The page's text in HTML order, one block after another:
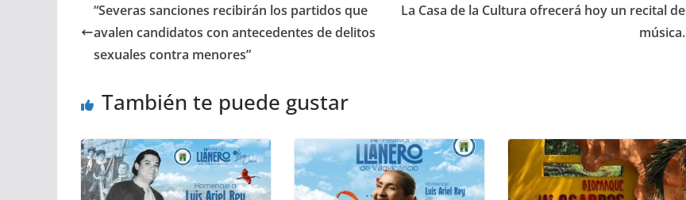
“Severas sanciones recibirán los partidos que
avalen candidatos con antecedentes de delitos
sexuales contra menores”
La Casa de la Cultura ofrecerá hoy un recital de
música.
También te puede gustar